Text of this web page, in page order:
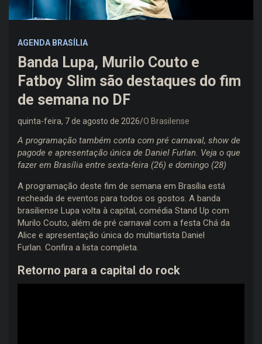
AGENDA BRASÍLIA
Banda Lupa, Murilo Couto e
Fatboy Slim são destaques do fim
de semana no DF
quinta-feira, 7 de agosto de 2026 O Brasilense
A programação também conta com pré carnaval, show de
pagode e apresentação única de Daniel Furlan. Veja o que
fazer em Brasília entre sexta-feira (26) e domingo (28)
A programação deste fim de semana em Brasília está
recheada de eventos para todos os gostos. A banda
brasiliense Lupa volta à capital, comédia Stand Up com
Murilo Couto, além de pré carnaval com a festa Chá da
Alice e apresentação única do multiartista Daniel
Furlan. Confira a lista completa.
Retorno para a capital do rock